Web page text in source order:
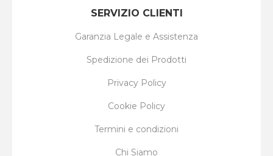
SERVIZIO CLIENTI
Garanzia Legale e Assistenza
Spedizione dei Prodotti
Privacy Policy
Cookie Policy
Termini e condizioni
Chi Siamo